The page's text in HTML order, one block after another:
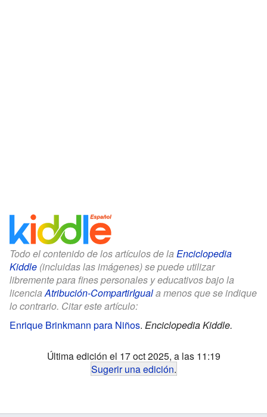
Todo el contenido de los artículos de la Enciclopedia
Kiddle (incluidas las imágenes) se puede utilizar
libremente para fines personales y educativos bajo la
licenciaAtribución-CompartirIguala menos que se indique
lo contrario. Citar este artículo:
Enrique Brinkmann para Niños. Enciclopedia Kiddle.
Última edición el 17 oct 2025, a las 11:19
Sugerir una edición.